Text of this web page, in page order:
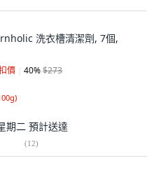
洗衣槽清潔劑, 7個,
價 40%$273
)
期二 預計送達
(12)